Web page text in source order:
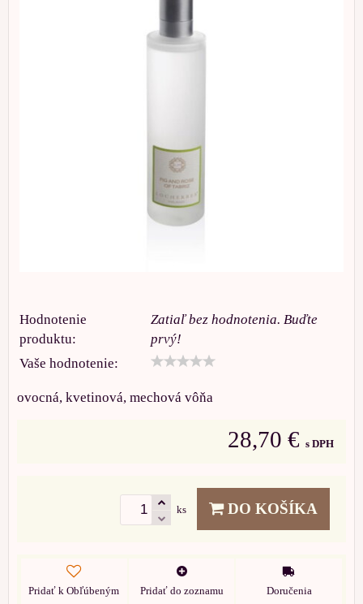
Hodnotenie
produktu:
Zatiaľ bez hodnotenia. Buďte
prvý!
Vaše hodnotenie:
ovocná, kvetinová, mechová vôňa
28,70 € s DPH
ks DO KOŠÍKA
Pridať k Obľúbeným Pridať do zoznamu Doručenia